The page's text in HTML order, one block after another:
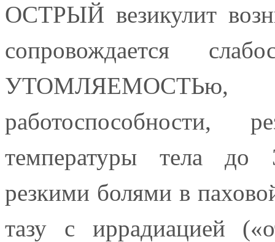
ОСТРЫЙ везикулит
сопровождается
работоспособности,
температуры тела
резкими болями в
тазу с иррадиацией